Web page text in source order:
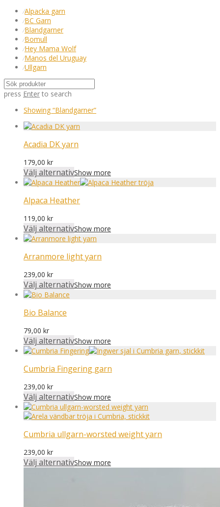
⁄Alpacka garn
⁄BC Garn
⁄Blandgarner
⁄Bomull
⁄Hey Mama Wolf
⁄Manos del Uruguay
⁄Ullgarn
press Enter to search
Showing “Blandgarner”
Acadia DK yarn
179,00 kr
Välj alternativShow more
Alpaca Heather
119,00 kr
Välj alternativShow more
Arranmore light yarn
239,00 kr
Välj alternativShow more
Bio Balance
79,00 kr
Välj alternativShow more
Cumbria Fingering garn
239,00 kr
Välj alternativShow more
Cumbria ullgarn-worsted weight yarn
239,00 kr
Välj alternativShow more